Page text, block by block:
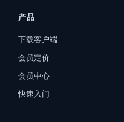
产品
下载客户端
会员定价
会员中心
快速入门